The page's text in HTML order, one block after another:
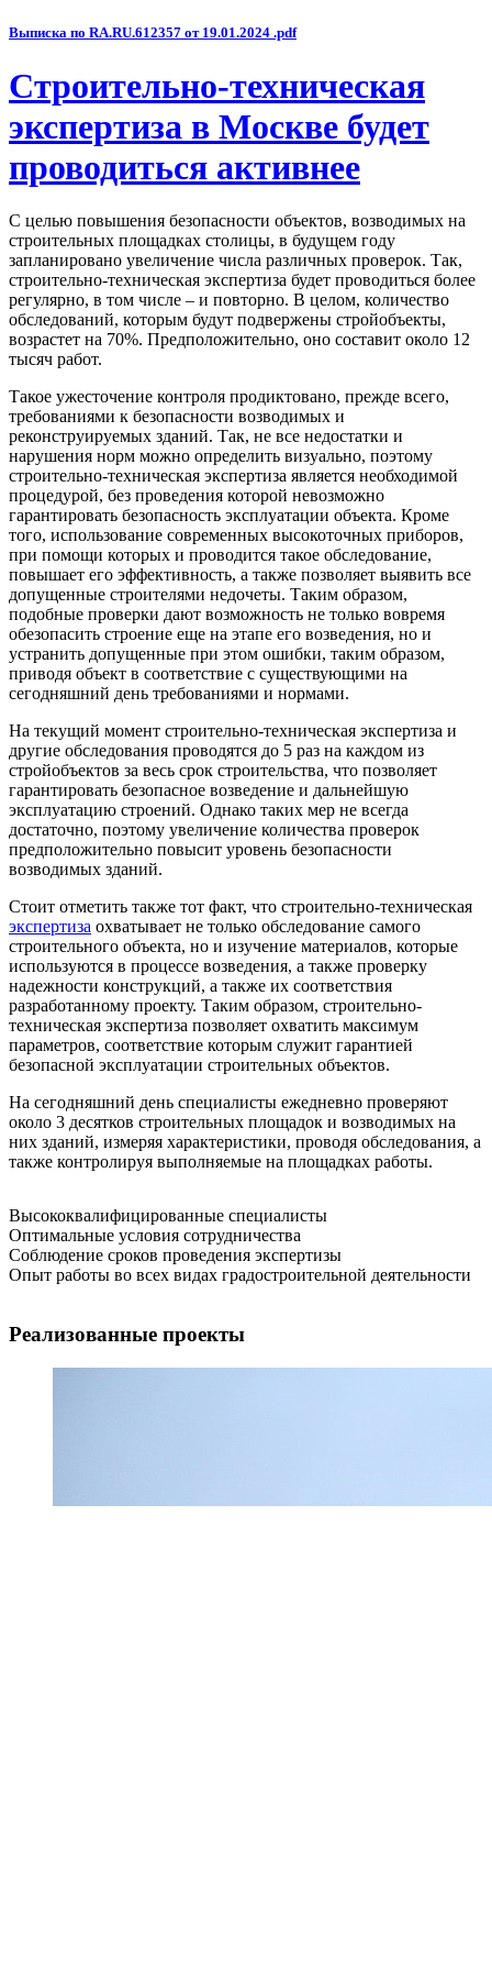
Выписка по RA.RU.612357 от 19.01.2024 .pdf
Строительно-техническая
экспертиза в Москве будет
проводиться активнее
С целью повышения безопасности объектов, возводимых на
строительных площадках столицы, в будущем году
запланировано увеличение числа различных проверок. Так,
строительно-техническая экспертиза будет проводиться более
регулярно, в том числе – и повторно. В целом, количество
обследований, которым будут подвержены стройобъекты,
возрастет на 70%. Предположительно, оно составит около 12
тысяч работ.
Такое ужесточение контроля продиктовано, прежде всего,
требованиями к безопасности возводимых и
реконструируемых зданий. Так, не все недостатки и
нарушения норм можно определить визуально, поэтому
строительно-техническая экспертиза является необходимой
процедурой, без проведения которой невозможно
гарантировать безопасность эксплуатации объекта. Кроме
того, использование современных высокоточных приборов,
при помощи которых и проводится такое обследование,
повышает его эффективность, а также позволяет выявить все
допущенные строителями недочеты. Таким образом,
подобные проверки дают возможность не только вовремя
обезопасить строение еще на этапе его возведения, но и
устранить допущенные при этом ошибки, таким образом,
приводя объект в соответствие с существующими на
сегодняшний день требованиями и нормами.
На текущий момент строительно-техническая экспертиза и
другие обследования проводятся до 5 раз на каждом из
стройобъектов за весь срок строительства, что позволяет
гарантировать безопасное возведение и дальнейшую
эксплуатацию строений. Однако таких мер не всегда
достаточно, поэтому увеличение количества проверок
предположительно повысит уровень безопасности
возводимых зданий.
Стоит отметить также тот факт, что строительно-техническая
экспертиза охватывает не только обследование самого
строительного объекта, но и изучение материалов, которые
используются в процессе возведения, а также проверку
надежности конструкций, а также их соответствия
разработанному проекту. Таким образом, строительно-
техническая экспертиза позволяет охватить максимум
параметров, соответствие которым служит гарантией
безопасной эксплуатации строительных объектов.
На сегодняшний день специалисты ежедневно проверяют
около 3 десятков строительных площадок и возводимых на
них зданий, измеряя характеристики, проводя обследования, а
также контролируя выполняемые на площадках работы.
Высококвалифицированные специалисты
Оптимальные условия сотрудничества
Соблюдение сроков проведения экспертизы
Опыт работы во всех видах градостроительной деятельности
Реализованные проекты